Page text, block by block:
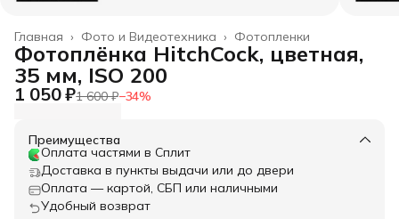
Фотопленки
Фото и Видеотехника ›
Главная ›
Фотоплёнка HitchCock, цветная,
35 мм, ISO 200
1 050 ₽1 600 ₽−34%
Преимущества
Оплата частями в Сплит
Доставка в пункты выдачи или до двери
Оплата — картой, СБП или наличными
Удобный возврат